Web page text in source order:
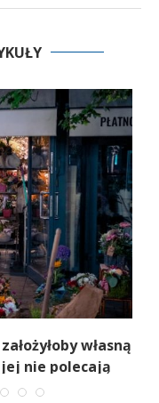
własną
nie polecają